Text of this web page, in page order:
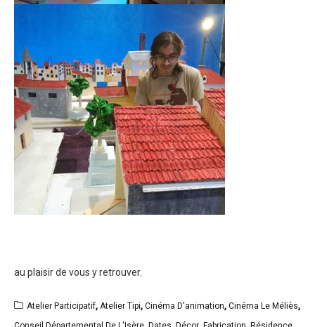
au plaisir de vous y retrouver.
Atelier Participatif, Atelier Tipi, Cinéma D'animation, Cinéma Le Méliès,